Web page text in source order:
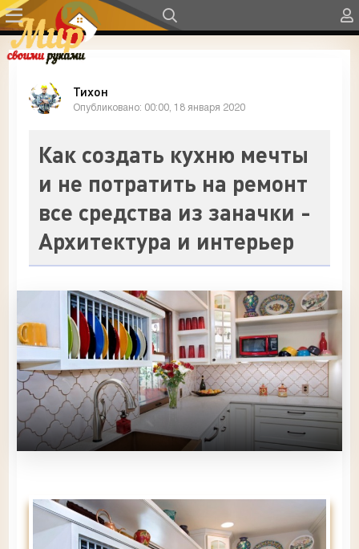
Тихон
Опубликовано: 00:00, 18 января 2020
Как создать кухню мечты
и не потратить на ремонт
все средства из заначки -
Архитектура и интерьер